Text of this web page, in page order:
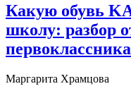
Какую обувь
школу: разбор
первоклассника
Маргарита Храмцова